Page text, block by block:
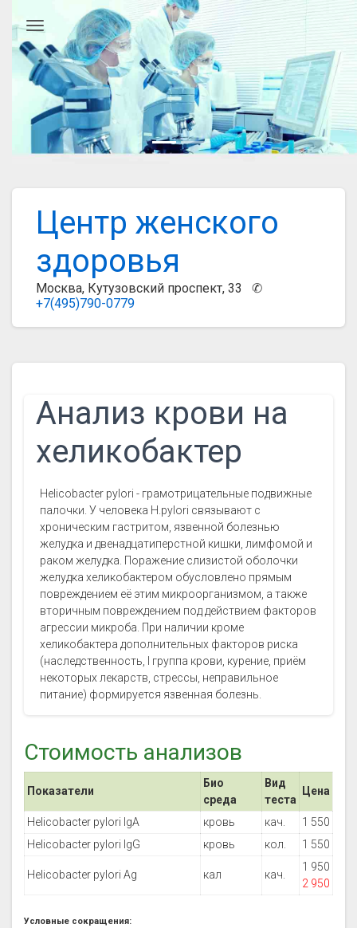
Центр женского
здоровья
Москва, Кутузовский проспект, 33 ✆
+7(495)790-0779
Главное меню
Анализ крови на
хеликобактер
Helicobacter pylori - грамотрицательные подвижные
палочки. У человека H.pylori связывают с
хроническим гастритом, язвенной болезнью
желудка и двенадцатиперстной кишки, лимфомой и
раком желудка. Поражение слизистой оболочки
желудка хеликобактером обусловлено прямым
повреждением её этим микроорганизмом, а также
вторичным повреждением под действием факторов
агрессии микроба. При наличии кроме
хеликобактера дополнительных факторов риска
(наследственность, I группа крови, курение, приём
некоторых лекарств, стрессы, неправильное
питание) формируется язвенная болезнь.
Стоимость анализов
Показатели
Био
среда
Вид
теста
Цена
Helicobacter pylori IgA кровь кач.
1 550
Helicobacter pylori IgG
кровь кол. 1 550
Helicobacter pylori Ag кал кач.
1 950
2 950
Условные сокращения: